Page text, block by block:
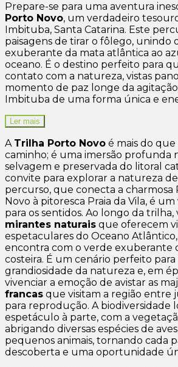
Prepare-se para uma aventura
Porto Novo, um verdadeiro
Imbituba, Santa Catarina. Este
paisagens de tirar o fôlego, unindo
exuberante da mata atlântica ao
oceano. É o destino perfeito para
contato com a natureza, vistas
momento de paz longe da
Imbituba de uma forma única e
Ler mais
A Trilha Porto Novo é mais do
caminho; é uma imersão profunda
selvagem e preservada do litoral
convite para explorar a natureza
percurso, que conecta a charmosa
Novo à pitoresca Praia da Vila, é
para os sentidos. Ao longo da
mirantes naturais que oferecem
espetaculares do Oceano
encontra com o verde exuberante
costeira. É um cenário perfeito
grandiosidade da natureza e, em
vivenciar a emoção de avistar as
francas que visitam a região entre
para reprodução. A biodiversidade
espetáculo à parte, com a
abrigando diversas espécies de
pequenos animais, tornando cada
descoberta e uma oportunidade